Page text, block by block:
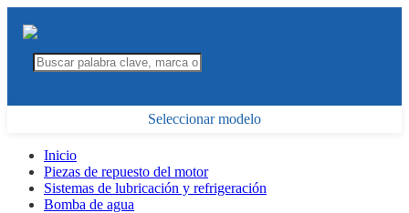
Seleccionar modelo
Inicio
Piezas de repuesto del motor
Sistemas de lubricación y refrigeración
Bomba de agua